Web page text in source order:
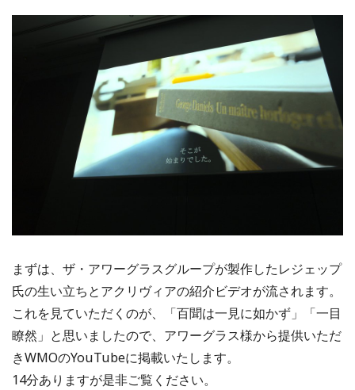
まずは、ザ・アワーグラスグループが製作したレジェップ
氏の生い立ちとアクリヴィアの紹介ビデオが流されます。
これを見ていただくのが、「百聞は一見に如かず」「一目
瞭然」と思いましたので、アワーグラス様から提供いただ
きWMOのYouTubeに掲載いたします。
14分ありますが是非ご覧ください。